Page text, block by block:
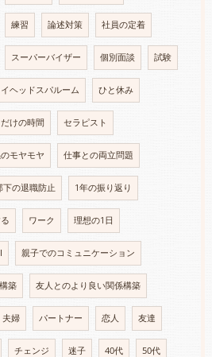
練習 論述対策 社員の定着
スーパーバイザー 個別面談 試験
イヘッドスパルーム ひと休み
けの時間 セラピスト
モヤモヤ 仕事との両立問題
下の退職防止 1年の振り返り
ワーク 理想の1日
親子でのコミュニケーション
築 友人とのより良い関係構築
夫婦 パートナー 恋人 友達
チェンジ 迷子 40代 50代